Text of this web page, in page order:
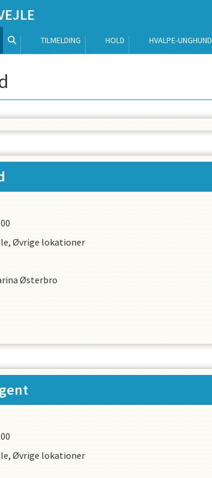
TILMELDING HOLD HVALPE-UNGHUND
Øvrige lokationer
Østerbro
Øvrige lokationer